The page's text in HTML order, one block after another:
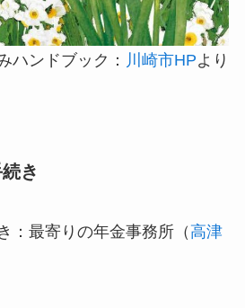
ハンドブック： 川崎市HPより
き
：最寄りの年金事務所（高津